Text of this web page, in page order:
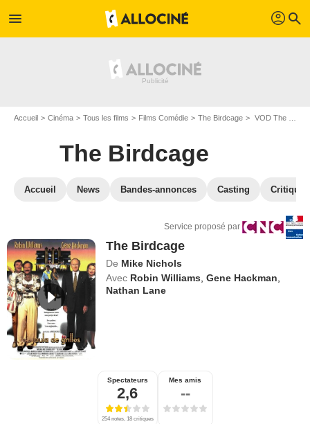
menu profil search
Accueil Cinéma Tous les films Films Comédie The Birdcage VOD The Birdcage
The Birdcage
Accueil News Bandes-annonces Casting
Service proposé par
The Birdcage
De Mike Nichols
Avec Robin Williams ,Gene Hackman
Nathan Lane
Spectateurs
2,6
254 notes, 18 critiques
Mes amis
--